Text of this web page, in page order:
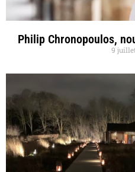
Philip Chronopoulos,
9